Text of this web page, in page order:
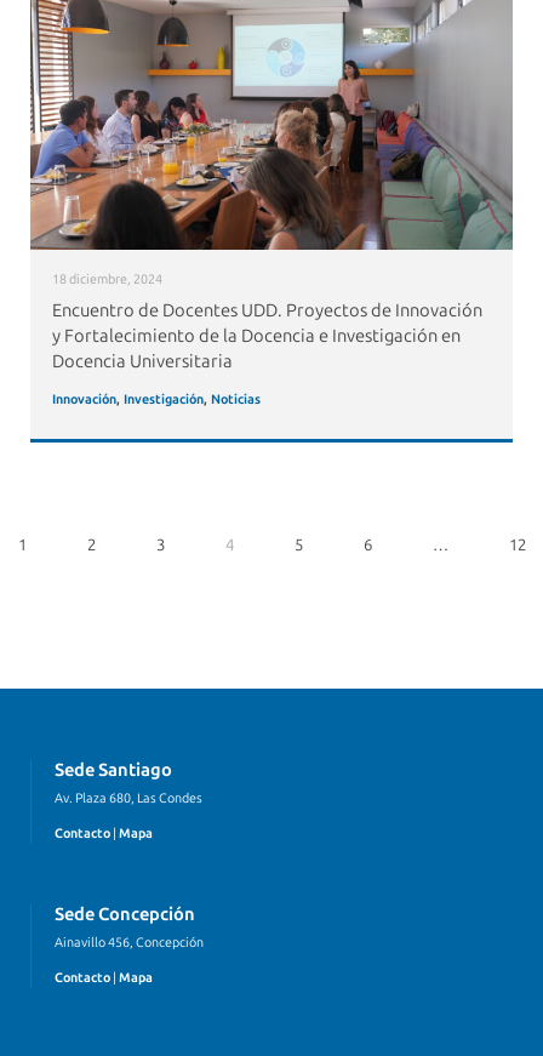
18 diciembre, 2024
Encuentro de Docentes UDD. Proyectos de Innovación
y Fortalecimiento de la Docencia e Investigación en
Docencia Universitaria
Innovación, Investigación, Noticias
1 2 3 4 5 6 … 12
Sede Santiago
Av. Plaza 680, Las Condes
Contacto Mapa
Sede Concepción
Ainavillo 456, Concepción
Contacto | Mapa